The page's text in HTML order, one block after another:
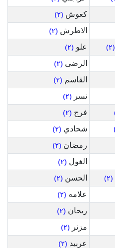
كعوش (٢)
الاطرش (٢)
(٢) علو (٢)
الرضى (٢)
القاسم (٢)
نسر (٢)
فرج (٢)
شحادي (٢)
رمضان (٢)
الغول (٢)
(٢) الحسن (٢)
علامه (٢)
ريحان (٢)
مزنر (٢)
عربيد (٢)